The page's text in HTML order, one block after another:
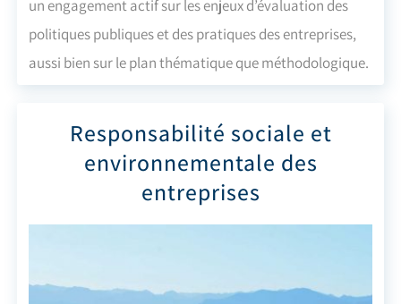
un engagement actif sur les enjeux d’évaluation des
politiques publiques et des pratiques des entreprises,
aussi bien sur le plan thématique que méthodologique.
Responsabilité sociale et
environnementale des
entreprises